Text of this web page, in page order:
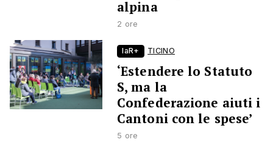
alpina
2 ore
laR+ TICINO
‘Estendere lo Statuto
S, ma la
Confederazione aiuti i
Cantoni con le spese’
5 ore